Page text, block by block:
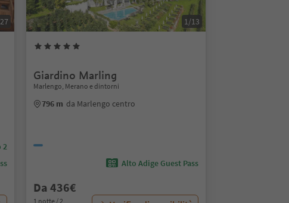
2
1/13
Giardino Marling
Marlengo, Merano e dintorni
796 m da Marlengo centro
Alto Adige Guest Pass
Da 436€
1 notte / 2